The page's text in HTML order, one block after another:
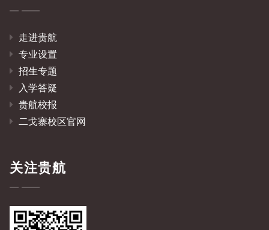
走进贵航
专业设置
招生专题
入学答疑
贵航校报
二戈寨校区官网
关注贵航